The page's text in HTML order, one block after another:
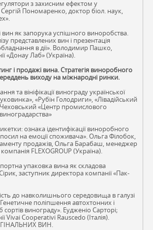
з захисним ефектом у
Сергій Пономаренко, доктор біол. наук,
вин як запорука успішного виноробства.
представлених вин і презентація
в дії». Володимир Пашко,
«Донау Лаб» (Україна).
і продажі вина. Стратегія виноробного
виходу на міжнародні ринки.
та вініфікації винограду української
«Рубін Голодриги», «Лівадійський
Чеховський «Центр промислового
ознака ідентифікації виноробного
на емоції споживача». Ольга Філобок,
продажів, Ольга Барабаш, менеджер
компанія FLEXOGROUP (Україна).
упаковка вина як складова
заступник директора компанії «Пак-
до навколишнього середовища в галузі
поліпшення автохтонних і
сортів винограду». Еудженіо Сарторі;
Vivai Cooperativi Rauscedo (Італія).
ВИН.